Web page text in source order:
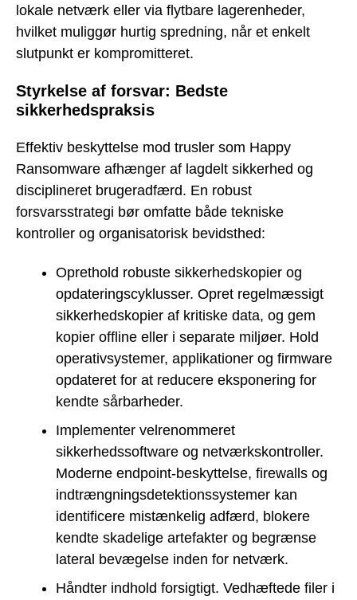
lokale netværk eller via flytbare lagerenheder,
hvilket muliggør hurtig spredning, når et enkelt
slutpunkt er kompromitteret.
Styrkelse af forsvar: Bedste
sikkerhedspraksis
Effektiv beskyttelse mod trusler som Happy
Ransomware afhænger af lagdelt sikkerhed og
disciplineret brugeradfærd. En robust
forsvarsstrategi bør omfatte både tekniske
kontroller og organisatorisk bevidsthed:
Oprethold robuste sikkerhedskopier og
opdateringscyklusser. Opret regelmæssigt
sikkerhedskopier af kritiske data, og gem
kopier offline eller i separate miljøer. Hold
operativsystemer, applikationer og firmware
opdateret for at reducere eksponering for
kendte sårbarheder.
Implementer velrenommeret
sikkerhedssoftware og netværkskontroller.
Moderne endpoint-beskyttelse, firewalls og
indtrængningsdetektionssystemer kan
identificere mistænkelig adfærd, blokere
kendte skadelige artefakter og begrænse
lateral bevægelse inden for netværk.
Håndter indhold forsigtigt. Vedhæftede filer i